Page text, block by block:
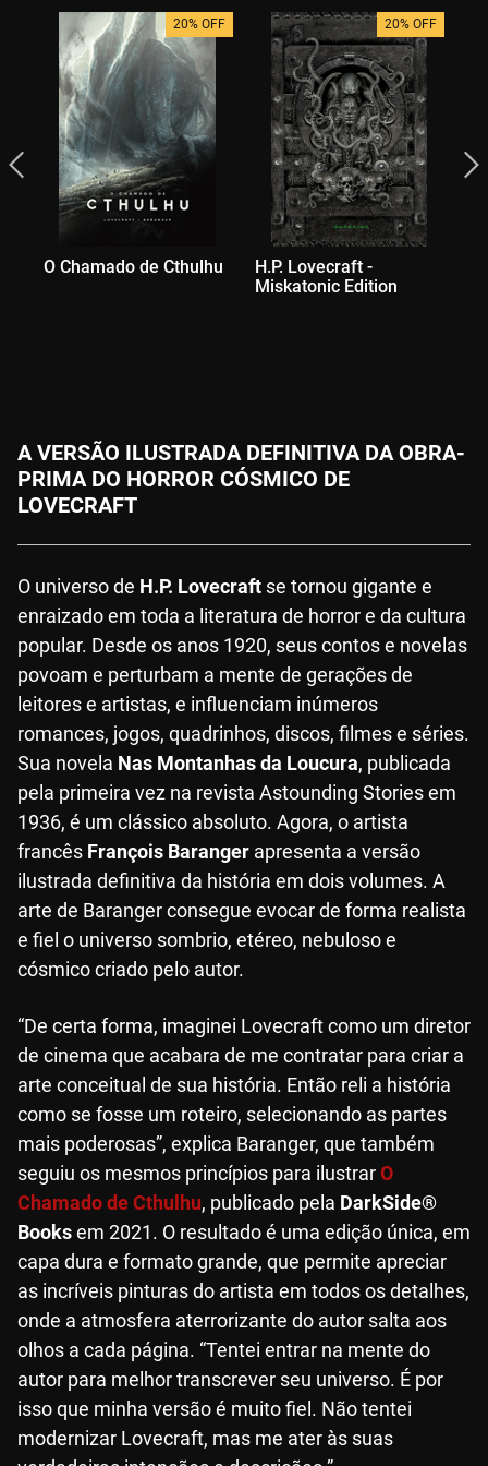
20% OFF
O Chamado de Cthulhu
20% OFF
H.P. Lovecraft -
Miskatonic Edition
A VERSÃO ILUSTRADA DEFINITIVA DA OBRA-
PRIMA DO HORROR CÓSMICO DE
LOVECRAFT
O universo de H.P. Lovecraft se tornou gigante e
enraizado em toda a literatura de horror e da cultura
popular. Desde os anos 1920, seus contos e novelas
povoam e perturbam a mente de gerações de
leitores e artistas, e influenciam inúmeros
romances, jogos, quadrinhos, discos, filmes e séries.
Sua novela Nas Montanhas da Loucura, publicada
pela primeira vez na revista Astounding Stories em
1936, é um clássico absoluto. Agora, o artista
francês François Baranger apresenta a versão
ilustrada definitiva da história em dois volumes. A
arte de Baranger consegue evocar de forma realista
e fiel o universo sombrio, etéreo, nebuloso e
cósmico criado pelo autor.
“De certa forma, imaginei Lovecraft como um diretor
de cinema que acabara de me contratar para criar a
arte conceitual de sua história. Então reli a história
como se fosse um roteiro, selecionando as partes
mais poderosas”, explica Baranger, que também
seguiu os mesmos princípios para ilustrarO
Chamado de Cthulhu, publicado pela DarkSide®
Booksem 2021. O resultado é uma edição única, em
capa dura e formato grande, que permite apreciar
as incríveis pinturas do artista em todos os detalhes,
onde a atmosfera aterrorizante do autor salta aos
olhos a cada página. “Tentei entrar na mente do
autor para melhor transcrever seu universo. É por
isso que minha versão é muito fiel. Não tentei
modernizar Lovecraft, mas me ater às suas